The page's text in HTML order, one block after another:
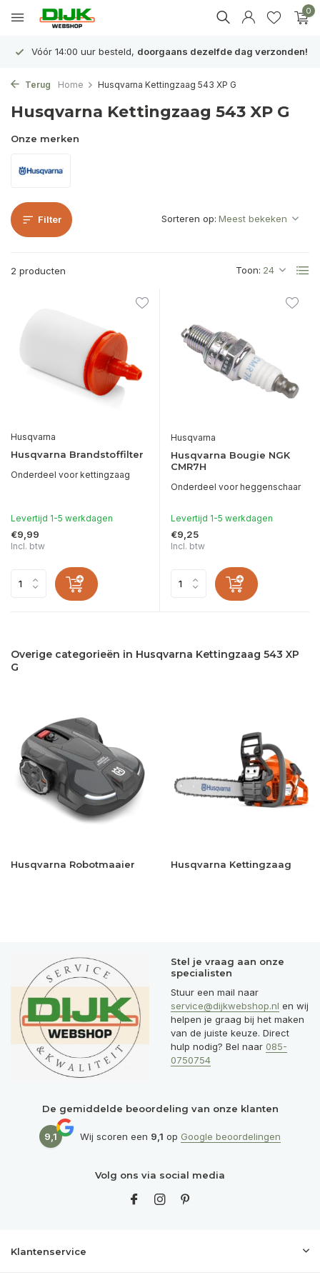
0
Vóór 14:00 uur besteld, doorgaans dezelfde dag verzonden!
Terug Home Husqvarna Kettingzaag 543 XP G
Husqvarna Kettingzaag 543 XP G
Onze merken
Filter
2 producten Toon:
Sorteren op:
Husqvarna
Husqvarna Brandstoffilter
Onderdeel voor kettingzaag
Levertijd 1-5 werkdagen
€9,99
Incl. btw
Husqvarna
Husqvarna Bougie NGK
CMR7H
Onderdeel voor heggenschaar
Levertijd 1-5 werkdagen
€9,25
Incl. btw
Overige categorieën in Husqvarna Kettingzaag 543 XP
G
Husqvarna Robotmaaier Husqvarna Kettingzaag
Stel je vraag aan onze
specialisten
Stuur een mail naar
service@dijkwebshop.nl en wij
helpen je graag bij het maken
van de juiste keuze. Direct
hulp nodig? Bel naar 085-
0750754
De gemiddelde beoordeling van onze klanten
9,1 Wij scoren een 9,1 op Google beoordelingen
Volg ons via social media
Klantenservice